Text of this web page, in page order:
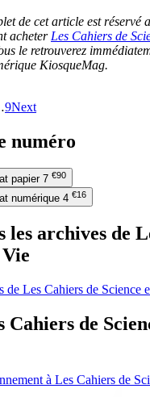
de cet article est réservé
acheter Les Cahiers de
le retrouverez
KiosqueMag.
9Next
numéro
papier 7 €90
numérique 4 €16
les archives de
de Les Cahiers de Science
Cahiers de
à Les Cahiers de